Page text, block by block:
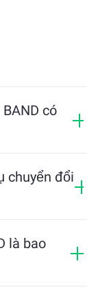
có
dao động
tính thanh
chuyển đổi
bạn sẽ nhận
tất giao
là bao